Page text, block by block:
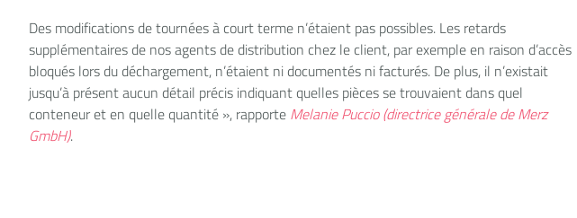
Des modifications de tournées à court terme n’étaient pas possibles. Les retards
supplémentaires de nos agents de distribution chez le client, par exemple en raison d’accès
bloqués lors du déchargement, n’étaient ni documentés ni facturés. De plus, il n’existait
jusqu’à présent aucun détail précis indiquant quelles pièces se trouvaient dans quel
conteneur et en quelle quantité », rapporte Melanie Puccio (directrice générale de Merz
GmbH).